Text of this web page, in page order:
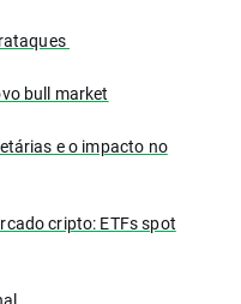
bull market
e o impacto no
cripto: ETFs spot